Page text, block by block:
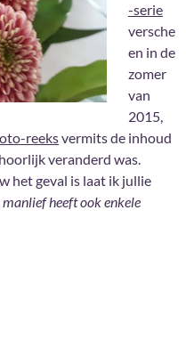
-serie
versche
en in de
zomer
van
2015,
reeksvermits de inhoud
veranderd was.
het geval is laat ik jullie
manlief heeft ook enkele